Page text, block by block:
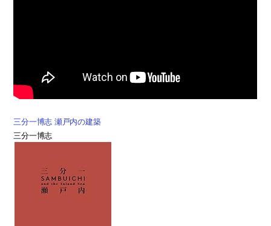
三分一博志 瀬戸内の建築
三分一博志